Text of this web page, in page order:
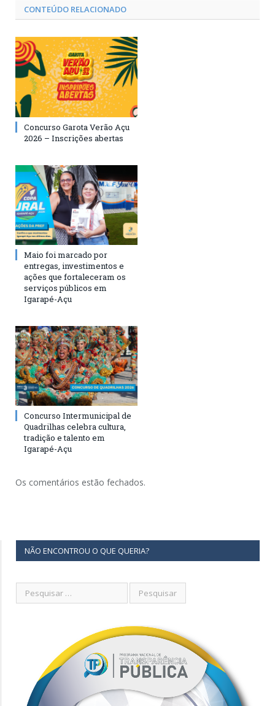
CONTEÚDO RELACIONADO
Concurso Garota Verão Açu
2026 – Inscrições abertas
Maio foi marcado por
entregas, investimentos e
ações que fortaleceram os
serviços públicos em
Igarapé-Açu
Concurso Intermunicipal de
Quadrilhas celebra cultura,
tradição e talento em
Igarapé-Açu
Os comentários estão fechados.
NÃO ENCONTROU O QUE QUERIA?